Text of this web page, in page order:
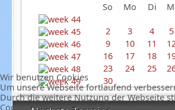
So
Mo Di
2
3 4 5
9
10 11
16
17 18
23
24 25
30
Wir benutzen Cookies
Um unsere Webseite fortlaufend
Durch die weitere Nutzung der Webseite
Cookies zu. Für weitere Informationen